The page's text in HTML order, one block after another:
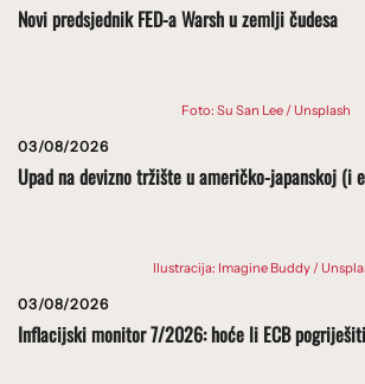
Novi predsjednik FED-a Warsh u zemlji čudesa
Foto: Su San Lee / Unsplash
03/08/2026
Upad na devizno tržište u američko-japanskoj (i
Ilustracija: Imagine Buddy /
03/08/2026
Inflacijski monitor 7/2026: hoće li ECB